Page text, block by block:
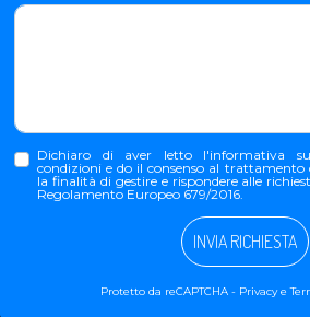
Dichiaro di aver letto l'informativa
condizioni e do il consenso al trattamento
la finalità di gestire e rispondere alle
Regolamento Europeo 679/2016.
INVIA RICHIESTA
Protetto da reCAPTCHA - Privacye